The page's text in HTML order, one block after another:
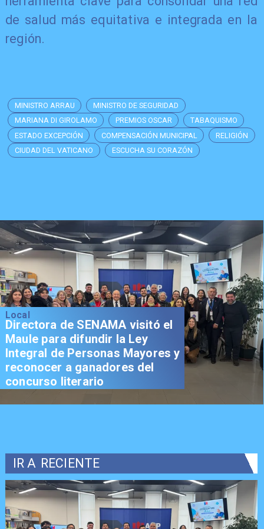
de salud más equitativa e integrada en la
región.
MINISTRO ARRAU
MINISTRO DE SEGURIDAD
MARIANA DI GIROLAMO
PREMIOS OSCAR
TABAQUISMO
ESTADO EXCEPCIÓN
COMPENSACIÓN MUNICIPAL
RELIGIÓN
CIUDAD DEL VATICANO
ESCUCHA SU CORAZÓN
Local
Directora de SENAMA visitó el
Maule para difundir la Ley
Integral de Personas Mayores y
reconocer a ganadores del
concurso literario
IR A RECIENTE